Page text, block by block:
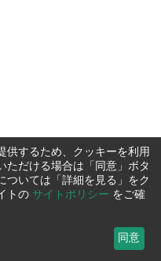
供するため、クッキーを利用
ただける場合は「同意」ボタ
ついては「詳細を見る」をク
トの サイトポリシー をご確
同意